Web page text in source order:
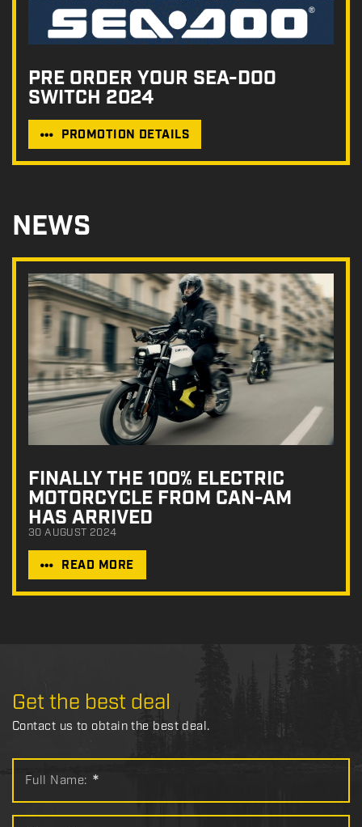
PRE ORDER YOUR SEA-DOO
SWITCH 2024
PROMOTION DETAILS
NEWS
FINALLY THE 100% ELECTRIC
MOTORCYCLE FROM CAN-AM
HAS ARRIVED
30 AUGUST 2024
READ MORE
Get the best deal
Contact us to obtain the best deal.
Full Name: *